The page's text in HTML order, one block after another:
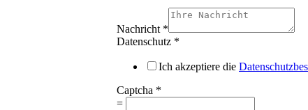
Nachricht *
Datenschutz *
Ich akzeptiere die
Captcha *
=